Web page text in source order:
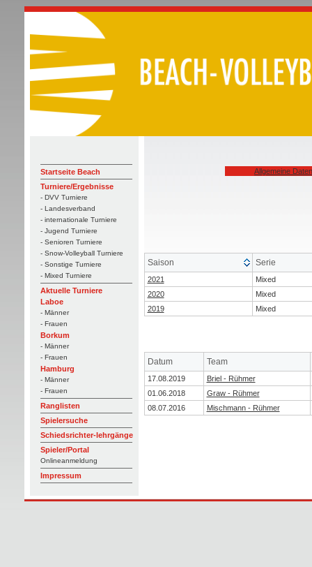
Startseite Beach
Turniere/Ergebnisse
- DVV Turniere
- Landesverband
- internationale Turniere
- Jugend Turniere
- Senioren Turniere
- Snow-Volleyball Turniere
- Sonstige Turniere
- Mixed Turniere
Aktuelle Turniere
Laboe
- Männer
- Frauen
Borkum
- Männer
- Frauen
Hamburg
- Männer
- Frauen
Ranglisten
Spielersuche
Schiedsrichter-lehrgänge
Spieler/Portal
Onlineanmeldung
Impressum
Allgemeine
Saison Serie
2021
Mixed
2020
Mixed
2019
Mixed
Datum Team
17.08.2019
Briel - Rühmer
01.06.2018
Graw - Rühmer
08.07.2016
Mischmann - Rühmer